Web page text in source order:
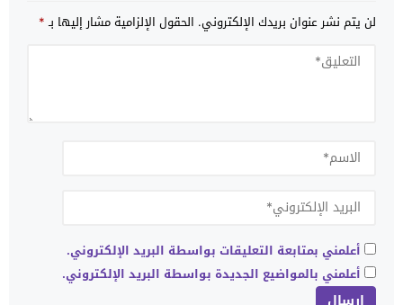
لن يتم نشر عنوان بريدك الإلكتروني. الحقول الإلزامية مشار إليها بـ*
أعلمني بمتابعة التعليقات بواسطة البريد الإلكتروني.
أعلمني بالمواضيع الجديدة بواسطة البريد الإلكتروني.